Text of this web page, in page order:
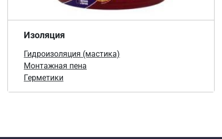
Изоляция
Гидроизоляция (мастика)
Монтажная пена
Герметики